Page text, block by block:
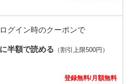
グイン時のクーポンで
半額で読める （割引上限500円）
登録無料/月額無料